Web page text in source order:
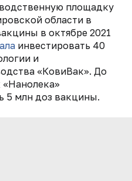
площадку
области в
в октябре 2021
инвестировать 40
и
«КовиВак». До
5 млн доз вакцины.